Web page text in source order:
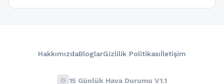
HakkımızdaBloglarGizlilik Politikasıİletişim
wb_sunny 15 Günlük Hava Durumu V1.1